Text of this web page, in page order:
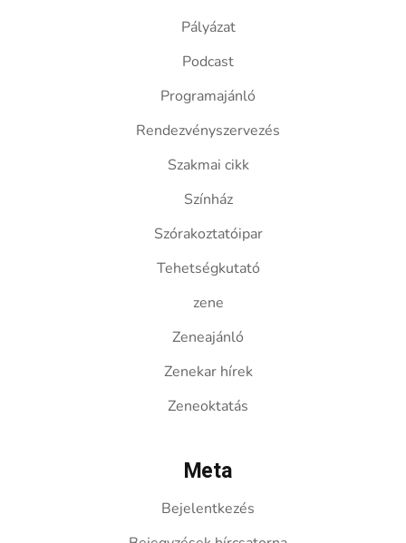
Pályázat
Podcast
Programajánló
Rendezvényszervezés
Szakmai cikk
Színház
Szórakoztatóipar
Tehetségkutató
zene
Zeneajánló
Zenekar hírek
Zeneoktatás
Meta
Bejelentkezés